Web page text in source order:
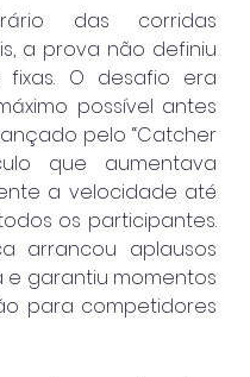
das corridas
a prova não definiu
fixas. O desafio era
possível antes
pelo “Catcher
que aumentava
a velocidade até
os participantes.
arrancou aplausos
e garantiu momentos
para competidores